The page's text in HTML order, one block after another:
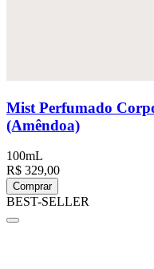
Mist Perfumado
(Amêndoa)
100mL
R$ 329,00
Comprar
BEST-SELLER